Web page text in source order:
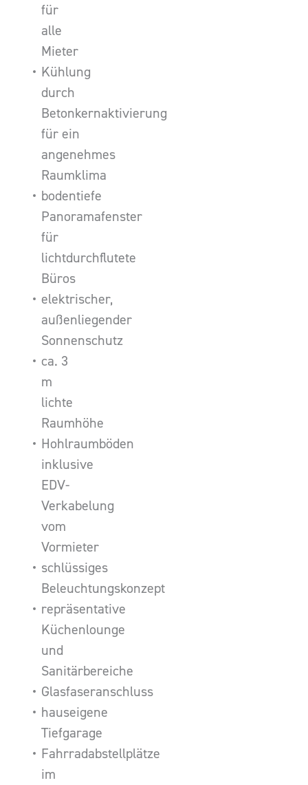
für
alle
Mieter
Kühlung
durch
Betonkernaktivierung
für ein
angenehmes
Raumklima
bodentiefe
Panoramafenster
für
lichtdurchflutete
Büros
elektrischer,
außenliegender
Sonnenschutz
ca. 3
m
lichte
Raumhöhe
Hohlraumböden
inklusive
EDV-
Verkabelung
vom
Vormieter
schlüssiges
Beleuchtungskonzept
repräsentative
Küchenlounge
und
Sanitärbereiche
Glasfaseranschluss
hauseigene
Tiefgarage
Fahrradabstellplätze
im